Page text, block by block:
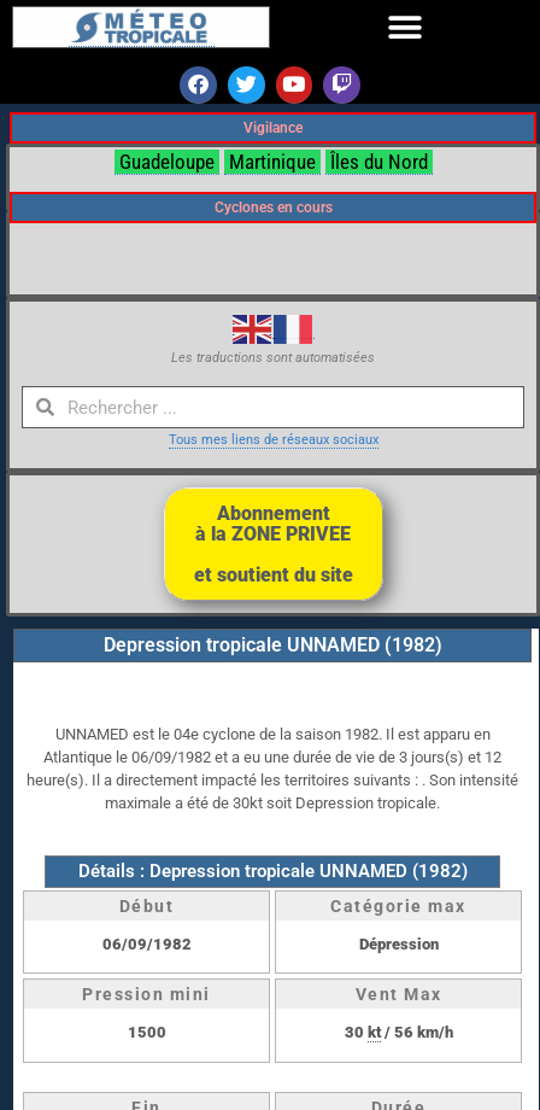
Vigilance
Guadeloupe Martinique Îles du Nord
Cyclones en cours
Les traductions sont automatisées
Tous mes liens de réseaux sociaux
Abonnement
à la ZONE PRIVEE
et soutient du site
Depression tropicale UNNAMED (1982)
UNNAMED est le 04e cyclone de la saison 1982. Il est apparu en
Atlantique le 06/09/1982 et a eu une durée de vie de 3 jours(s) et 12
heure(s). Il a directement impacté les territoires suivants : . Son intensité
maximale a été de 30kt soit Depression tropicale.
Détails : Depression tropicale UNNAMED (1982)
Début
06/09/1982
Catégorie max
Dépression
Pression mini
1500
Vent Max
30 kt/ 56 km/h